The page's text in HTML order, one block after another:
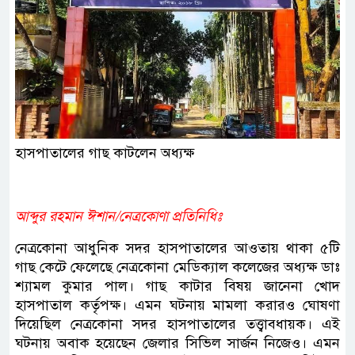
হাসপাতালের গাছ কাটলেন অধ্যক্ষ
আব্দুর রহমান ঈশান/নেত্রকোণা প্রতিনিধিঃ
নেত্রকোনা আধুনিক সদর হাসপাতালের আওতায় থাকা ৫টি
গাছ কেটে ফেলেছে নেত্রকোনা মেডিক্যাল কলেজের অধ্যক্ষ ডাঃ
শ্যামল কুমার পাল। গাছ কাটার বিষয় জানেনা খোদ
হাসপাতাল কর্তৃপক্ষ। এমন ঘটনায় মামলা করারও ঘোষণা
দিয়েছিল নেত্রকোনা সদর হাসপাতালের তত্ত্বাবধায়ক। এই
ঘটনায় অবাক হয়েছেন জেলার সিভিল সার্জন নিজেও। এমন